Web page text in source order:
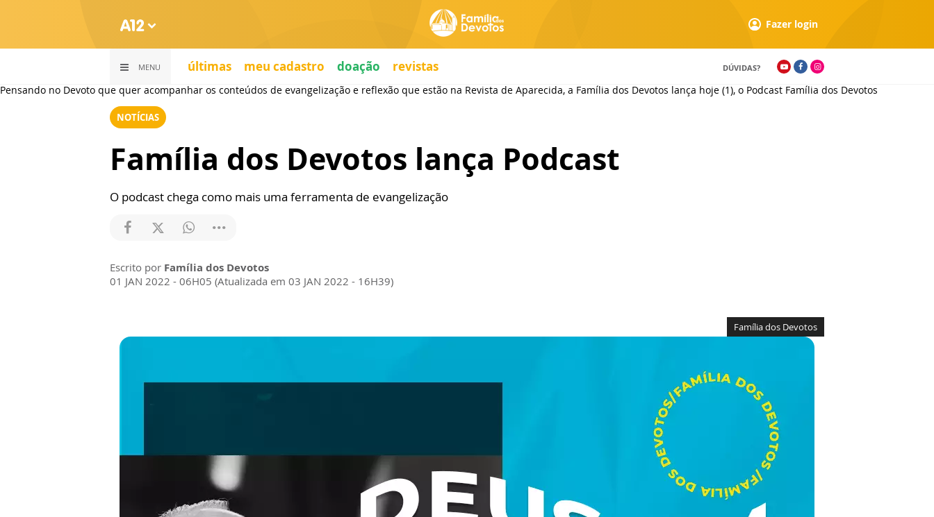
Pensando no Devoto que quer acompanhar os conteúdos de evangelização e reflexão que estão na Revista de Aparecida, a Família dos Devotos lança hoje (1), o Podcast Família dos Devotos
Fazer login
MENU últimas meu cadastro doação revistas DÚVIDAS?
NOTÍCIAS
Família dos Devotos lança Podcast
O podcast chega como mais uma ferramenta de evangelização
Escrito por Família dos Devotos
01 JAN 2022 - 06H05 (Atualizada em 03 JAN 2022 - 16H39)
Família dos Devotos